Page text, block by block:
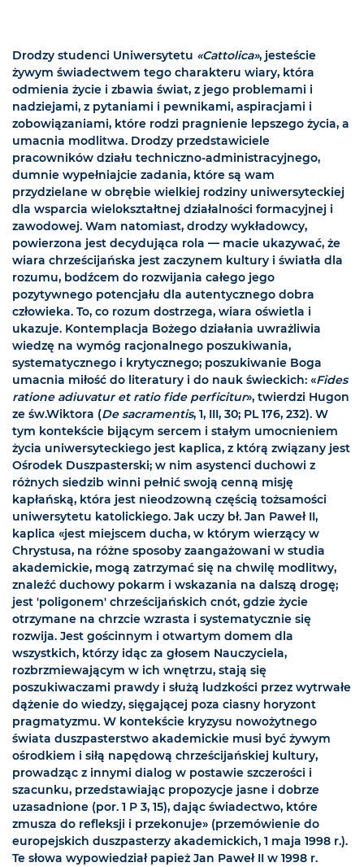
Drodzy studenci Uniwersytetu «Cattolica», jesteście
żywym świadectwem tego charakteru wiary, która
odmienia życie i zbawia świat, z jego problemami i
nadziejami, z pytaniami i pewnikami, aspiracjami i
zobowiązaniami, które rodzi pragnienie lepszego życia, a
umacnia modlitwa. Drodzy przedstawiciele
pracowników działu techniczno-administracyjnego,
dumnie wypełniajcie zadania, które są wam
przydzielane w obrębie wielkiej rodziny uniwersyteckiej
dla wsparcia wielokształtnej działalności formacyjnej i
zawodowej. Wam natomiast, drodzy wykładowcy,
powierzona jest decydująca rola — macie ukazywać, że
wiara chrześcijańska jest zaczynem kultury i światła dla
rozumu, bodźcem do rozwijania całego jego
pozytywnego potencjału dla autentycznego dobra
człowieka. To, co rozum dostrzega, wiara oświetla i
ukazuje. Kontemplacja Bożego działania uwrażliwia
wiedzę na wymóg racjonalnego poszukiwania,
systematycznego i krytycznego; poszukiwanie Boga
umacnia miłość do literatury i do nauk świeckich: «Fides
ratione adiuvatur et ratio fide perficitur», twierdzi Hugon
ze św.Wiktora (De sacramentis, 1, III, 30; PL 176, 232). W
tym kontekście bijącym sercem i stałym umocnieniem
życia uniwersyteckiego jest kaplica, z którą związany jest
Ośrodek Duszpasterski; w nim asystenci duchowi z
różnych siedzib winni pełnić swoją cenną misję
kapłańską, która jest nieodzowną częścią tożsamości
uniwersytetu katolickiego. Jak uczy bł. Jan Paweł II,
kaplica «jest miejscem ducha, w którym wierzący w
Chrystusa, na różne sposoby zaangażowani w studia
akademickie, mogą zatrzymać się na chwilę modlitwy,
znaleźć duchowy pokarm i wskazania na dalszą drogę;
jest 'poligonem' chrześcijańskich cnót, gdzie życie
otrzymane na chrzcie wzrasta i systematycznie się
rozwija. Jest gościnnym i otwartym domem dla
wszystkich, którzy idąc za głosem Nauczyciela,
rozbrzmiewającym w ich wnętrzu, stają się
poszukiwaczami prawdy i służą ludzkości przez wytrwałe
dążenie do wiedzy, sięgającej poza ciasny horyzont
pragmatyzmu. W kontekście kryzysu nowożytnego
świata duszpasterstwo akademickie musi być żywym
ośrodkiem i siłą napędową chrześcijańskiej kultury,
prowadząc z innymi dialog w postawie szczerości i
szacunku, przedstawiając propozycje jasne i dobrze
uzasadnione (por. 1 P 3, 15), dając świadectwo, które
zmusza do refleksji i przekonuje» (przemówienie do
europejskich duszpasterzy akademickich, 1 maja 1998 r.).
Te słowa wypowiedział papież Jan Paweł II w 1998 r.